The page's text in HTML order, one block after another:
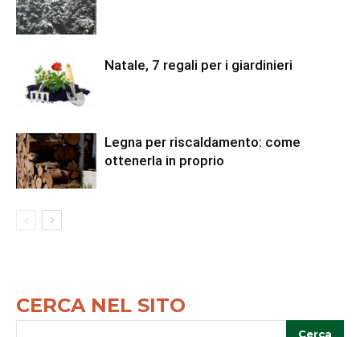
Natale, 7 regali per i giardinieri
Legna per riscaldamento: come
ottenerla in proprio
CERCA NEL SITO